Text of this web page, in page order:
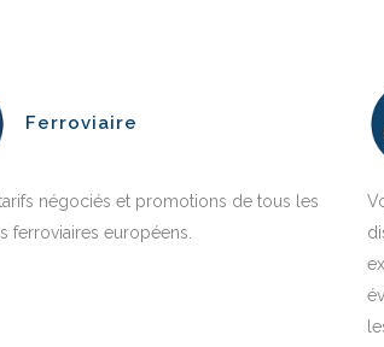
Ferroviaire
négociés et promotions de tous les
ferroviaires européens.